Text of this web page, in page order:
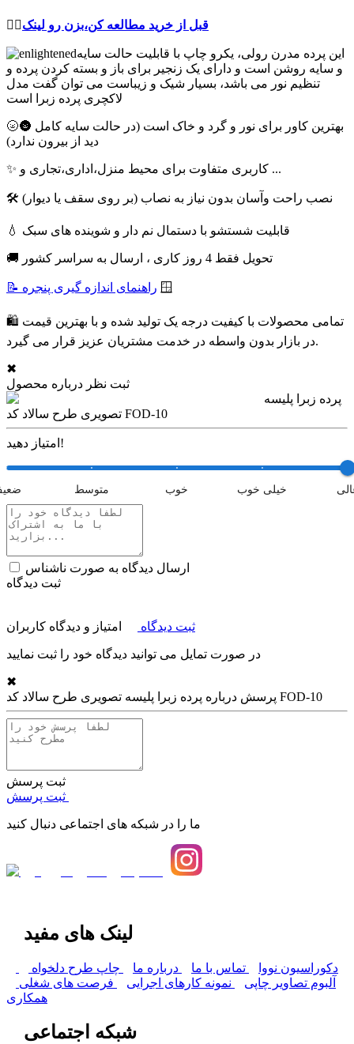
👈🏻قبل از خرید مطالعه کن،بزن رو لینک
این پرده مدرن رولی، یکرو چاپ با قابلیت حالت سایه
و سایه روشن است و دارای یک زنجیر برای باز و بسته کردن پرده و
تنظیم نور می باشد، بسیار شیک و زیباست می توان گفت مدل
لاکچری پرده زبرا است
🌝🌚 بهترین کاور برای نور و گرد و خاک است (در حالت سایه کامل
دید از بیرون ندارد)
✨ کاربری متفاوت برای محیط منزل،اداری،تجاری و ...
🛠 نصب راحت وآسان بدون نیاز به نصاب (بر روی سقف یا دیوار)
💧 قابلیت شستشو با دستمال نم دار و شوینده های سبک
🚚 تحویل فقط 4 روز کاری ، ارسال به سراسر کشور
📝 راهنمای اندازه گیری پنجره 🪟
🛍 تمامی محصولات با کیفیت درجه یک تولید شده و با بهترین قیمت
در بازار بدون واسطه در خدمت مشتریان عزیز قرار می گیرد.
✖
ثبت نظر درباره محصول
پرده زبرا پلیسه
تصویری طرح سالاد کد FOD-10
امتیاز دهید!
متوسط خوب خیلی خوب
ارسال دیدگاه به صورت ناشناس
ثبت دیدگاه
ثبت دیدگاه امتیاز و دیدگاه کاربران
در صورت تمایل می توانید دیدگاه خود را ثبت نمایید
✖
پرسش درباره پرده زبرا پلیسه تصویری طرح سالاد کد FOD-10
ثبت پرسش
ما را در شبکه های اجتماعی دنبال کنید
لینک های مفید
دکوراسیون نووا تماس با ما درباره ما
چاپ طرح دلخواه
آلبوم تصاویر چاپی
نمونه کارهای اجرایی
فرصت های شغلی
همکاری
شبکه اجتماعی